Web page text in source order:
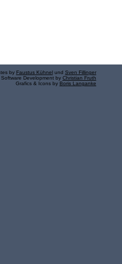
by Faustus Kühnel und Sven Fillinger
Software Development by Christian Fruth
Grafics & Icons by Boris Langanke